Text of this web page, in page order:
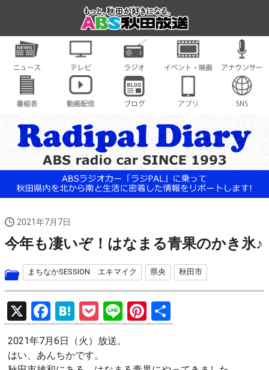
2021年7月7日
今年も凄いぞ！はなまる青果のかき氷♪
まちなかSESSION エキマイク 県央 秋田市
X
F
a
ce
H
at
e
P
o
ck
Li
n
Pi
nt 有
2021年7月6日（火）放送。
はい、あんちかです。